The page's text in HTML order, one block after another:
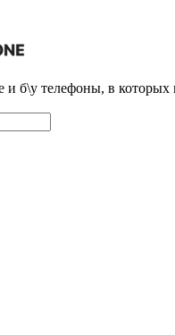
б\у телефоны, в которых